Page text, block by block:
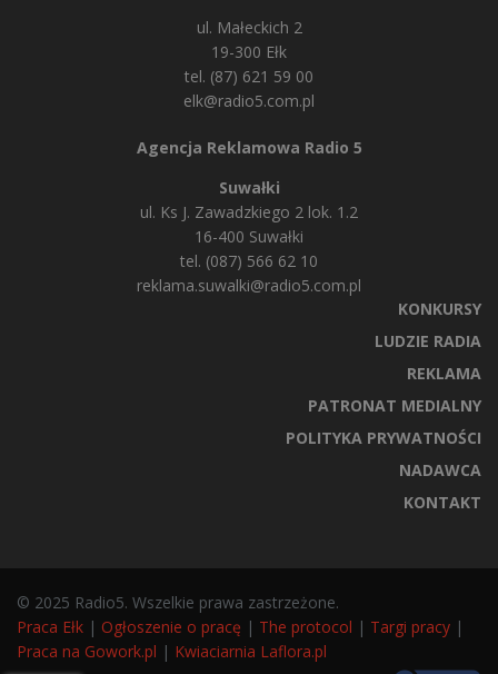
ul. Małeckich 2
19-300 Ełk
tel. (87) 621 59 00
elk@radio5.com.pl
Agencja Reklamowa Radio 5
Suwałki
ul. Ks J. Zawadzkiego 2 lok. 1.2
16-400 Suwałki
tel. (087) 566 62 10
reklama.suwalki@radio5.com.pl
KONKURSY
LUDZIE RADIA
REKLAMA
PATRONAT MEDIALNY
POLITYKA PRYWATNOŚCI
NADAWCA
KONTAKT
© 2025 Radio5. Wszelkie prawa zastrzeżone.
Praca Ełk | Ogłoszenie o pracę | The protocol | Targi pracy |
Praca na Gowork.pl | Kwiaciarnia Laflora.pl